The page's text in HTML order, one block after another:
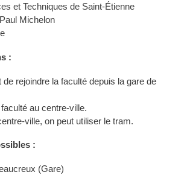
et Techniques de Saint-Étienne
Michelon
:
de rejoindre la faculté depuis la gare de
au centre-ville.
ville, on peut utiliser le tram.
:
(Gare)